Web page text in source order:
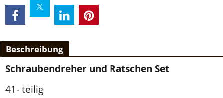
Beschreibung
Schraubendreher und Ratschen Set
41- teilig